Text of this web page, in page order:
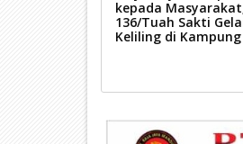
kepada
136/Tuah Sakti
Keliling di